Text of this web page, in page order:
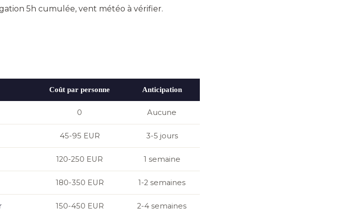
5h cumulée, vent météo à vérifier.
Coût par personne Anticipation
0 Aucune
45-95 EUR 3-5 jours
120-250 EUR 1 semaine
180-350 EUR 1-2 semaines
150-450 EUR 2-4 semaines